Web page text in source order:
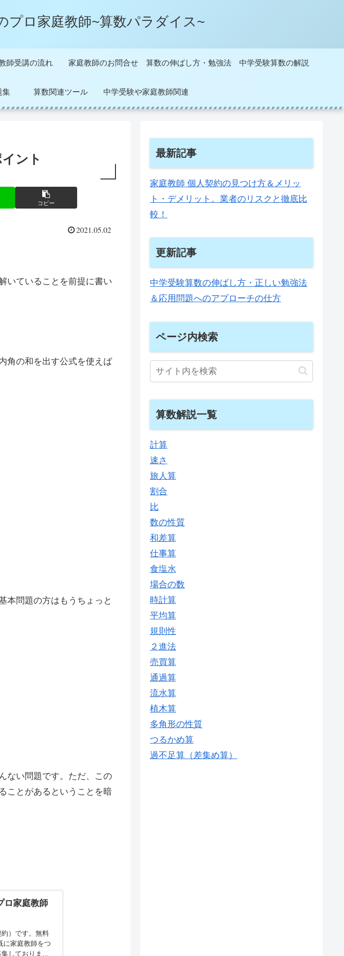
プロ家庭教師~算数パラダイス~
師受講の流れ 家庭教師のお問合せ 算数の伸ばし方・勉強法 中学受験算数の解説
集 算数関連ツール 中学受験や家庭教師関連
ント
コピー
2021.05.02
いていることを前提に書い
角の和を出す公式を使えば
本問題の方はもうちょっと
ない問題です。ただ、この
ことがあるということを暗
ロ家庭教師
）です。無料
に家庭教師をつ
しておりま
最新記事
家庭教師 個人契約の見つけ方＆メリッ
ト・デメリット。業者のリスクと徹底比
較！
更新記事
中学受験算数の伸ばし方・正しい勉強法
＆応用問題へのアプローチの仕方
ページ内検索
算数解説一覧
計算
速さ
旅人算
割合
比
数の性質
和差算
仕事算
食塩水
場合の数
時計算
平均算
規則性
２進法
売買算
通過算
流水算
植木算
多角形の性質
つるかめ算
過不足算（差集め算）